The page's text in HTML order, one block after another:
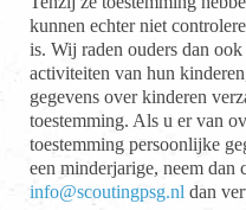
kunnen echter niet
is. Wij raden ouders dan
activiteiten van hun
gegevens over kinderen
toestemming. Als u er van
toestemming persoonlijke
een minderjarige, neem dan
info@scoutingpsg.nl dan